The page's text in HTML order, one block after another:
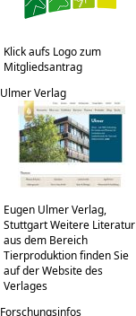
Klick aufs Logo zum
Mitgliedsantrag
Ulmer Verlag
Eugen Ulmer Verlag,
Stuttgart Weitere Literatur
aus dem Bereich
Tierproduktion finden Sie
auf der Website des
Verlages
Forschungsinfos